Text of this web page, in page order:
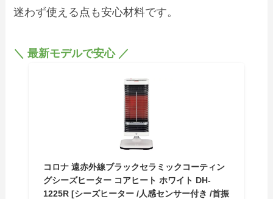
迷わず使える点も安心材料です。
＼ 最新モデルで安心 ／
コロナ 遠赤外線ブラックセラミックコーティン
グシーズヒーター コアヒート ホワイト DH-
1225R [シーズヒーター /人感センサー付き /首振